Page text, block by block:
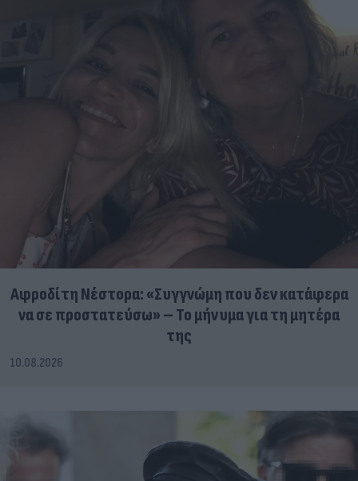
Αφροδίτη Νέστορα: «Συγγνώμη που δεν κατάφερα
να σε προστατεύσω» – Το μήνυμα για τη μητέρα
της
10.08.2026